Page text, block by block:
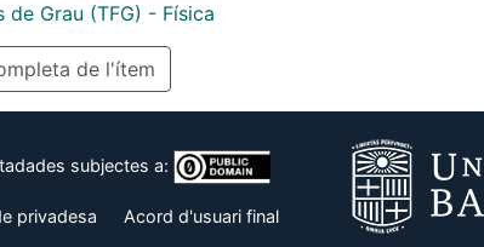
de Grau (TFG) - Física
de l'ítem
subjectes a:
privadesa Acord d'usuari final